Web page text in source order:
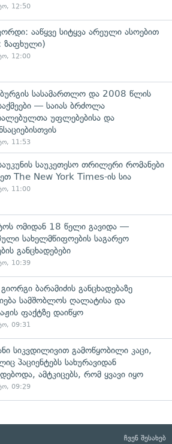
12:50
ააწყვე სიტყვა არეული ასოებით
ზაფხული)
12:00
სასამართლო და 2008 წლის
— საიას ბრძოლა
უფლებებისა და
11:53
საუკეთესო თრილერი რომანები
The New York Times-ის სია
11:00
ომიდან 18 წელი გავიდა —
სახელმწიფოების საგარეო
განცხადებები
10:39
ბარამიძის განცხადებაზე
სამშობლოს ღალატისა და
ფაქტზე დაიწყო
09:31
სიკვდილივით გამოწყობილი კაცი,
პაციენტებს სახურავიდან
ამტკიცებს, რომ ყვავი იყო
09:29
ჩვენ შესახებ